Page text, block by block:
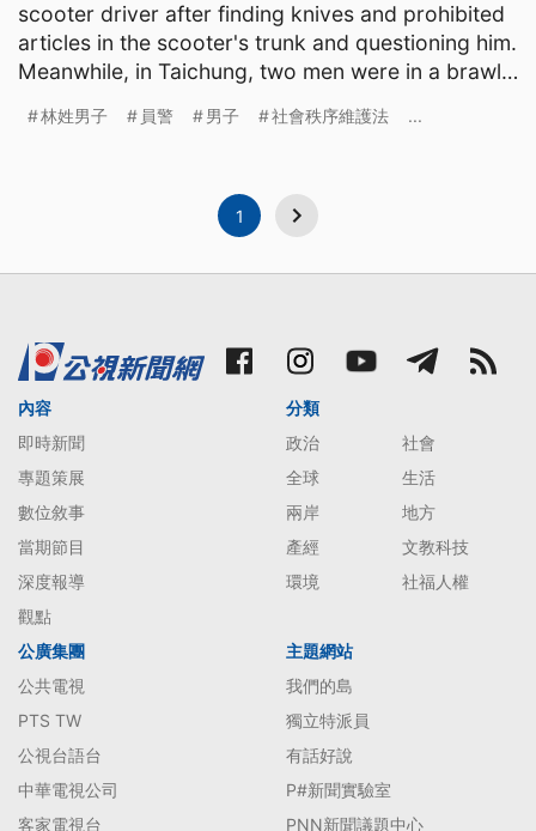
scooter driver after finding knives and prohibited
articles in the scooter's trunk and questioning him.
Meanwhile, in Taichung, two men were in a brawl
林姓男子 員警 男子 社會秩序維護法 ...
1
內容
即時新聞
專題策展
數位敘事
當期節目
深度報導
觀點
分類
政治
社會
全球
生活
兩岸
地方
產經
文教科技
環境
社福人權
公廣集團
公共電視
PTS TW
公視台語台
中華電視公司
客家電視台
主題網站
我們的島
獨立特派員
有話好說
P#新聞實驗室
PNN新聞議題中心